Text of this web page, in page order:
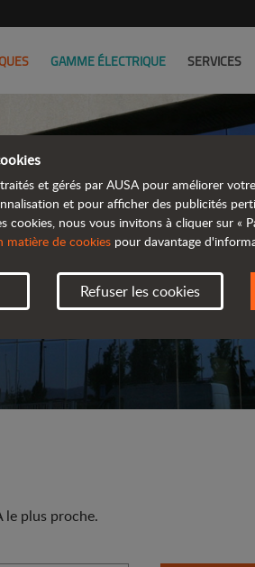
GAMME ÉLECTRIQUE SERVICES
TROUVEZ
le plus proche.
et gérés par AUSA pour améliorer
et pour afficher des publicités
cookies, nous vous invitons à cliquer sur «
matière de cookies pour davantage
Refuser les cookies